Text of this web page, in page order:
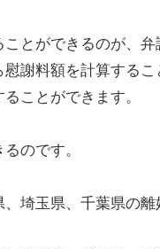
とができるのが、弁
謝料額を計算するこ
ことができます。
のです。
埼玉県、千葉県の